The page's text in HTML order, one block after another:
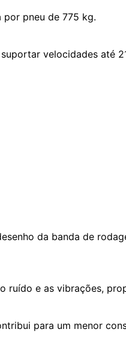
por pneu de 775 kg.
velocidades até
da banda de
ruído e as vibrações,
para um menor